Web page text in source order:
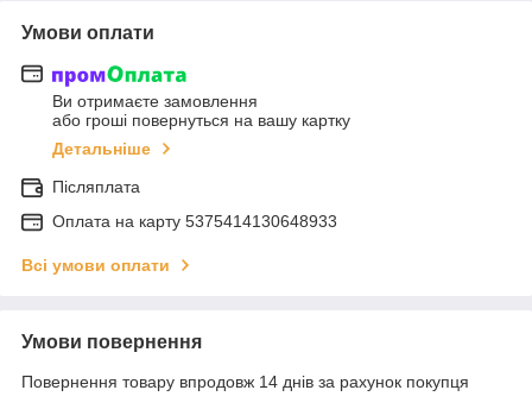
Умови оплати
Ви отримаєте замовлення
або гроші повернуться на вашу картку
Детальніше
Післяплата
Оплата на карту 5375414130648933
Всі умови оплати
Умови повернення
Повернення товару впродовж 14 днів за рахунок покупця